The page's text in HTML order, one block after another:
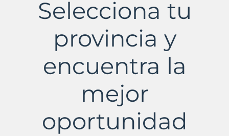
Selecciona tu
provincia y
encuentra la
mejor
oportunidad